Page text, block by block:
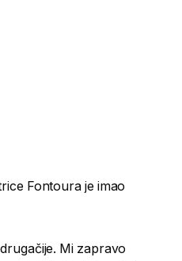
Fontoura je imao
Mi zapravo